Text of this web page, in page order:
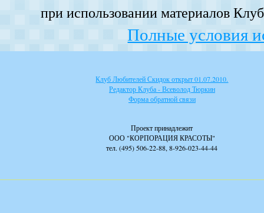
при использовании материалов
Полные условия
Клуб Любителей Скидок открыт 01.07.2010.
Редактор Клуба - Всеволод Тюркин
Форма обратной связи
Проект принадлежит
ООО "КОРПОРАЦИЯ КРАСОТЫ"
тел. (495) 506-22-88, 8-926-023-44-44